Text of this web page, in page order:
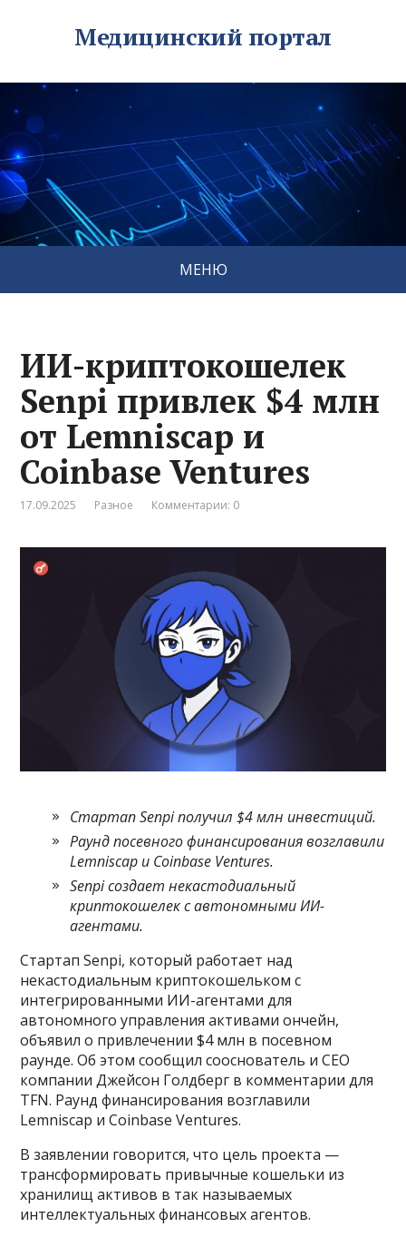
Медицинский портал
МЕНЮ
ИИ-криптокошелек
Senpi привлек $4 млн
от Lemniscap и
Coinbase Ventures
17.09.2025 Разное Комментарии: 0
Стартап Senpi получил $4 млн инвестиций.
Раунд посевного финансирования возглавили
Lemniscap и Coinbase Ventures.
Senpi создает некастодиальный
криптокошелек с автономными ИИ-
агентами.
Стартап Senpi, который работает над
некастодиальным криптокошельком с
интегрированными ИИ-агентами для
автономного управления активами ончейн,
объявил о привлечении $4 млн в посевном
раунде. Об этом сообщил сооснователь и CEO
компании Джейсон Голдберг в комментарии для
TFN. Раунд финансирования возглавили
Lemniscap и Coinbase Ventures.
В заявлении говорится, что цель проекта —
трансформировать привычные кошельки из
хранилищ активов в так называемых
интеллектуальных финансовых агентов.